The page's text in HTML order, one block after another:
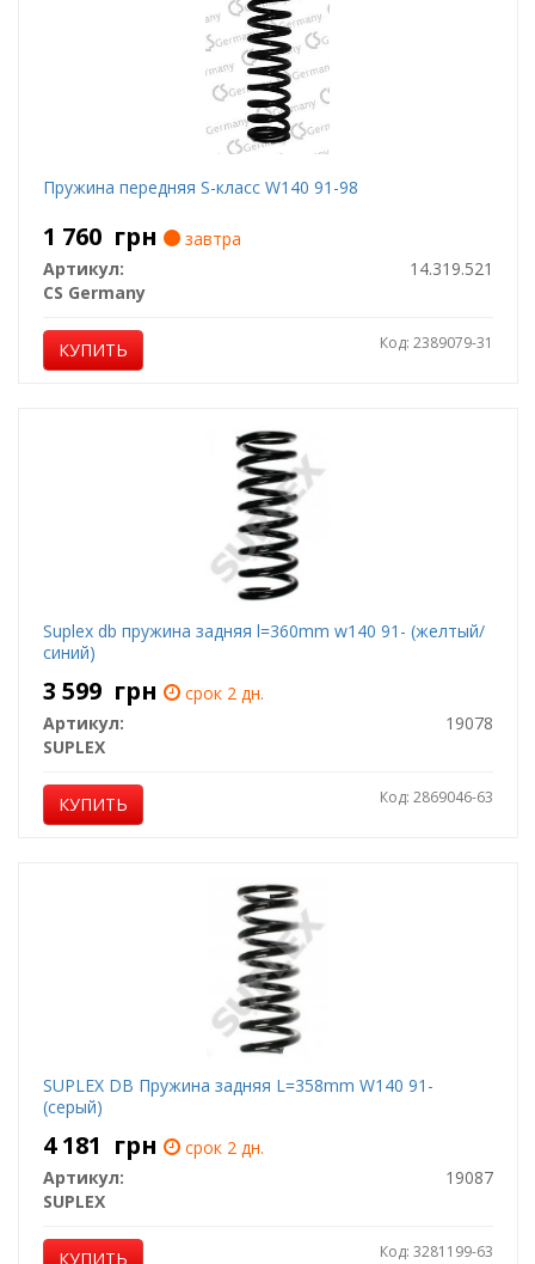
Пружина передняя S-класс W140 91-98
1 760 грн
завтра
Артикул:
14.319.521
CS Germany
КУПИТЬ Код: 2389079-31
Suplex db пружина задняя l=360mm w140 91- (желтый/
синий)
3 599 грн
срок 2 дн.
Артикул:
19078
SUPLEX
КУПИТЬ Код: 2869046-63
SUPLEX DB Пружина задняя L=358mm W140 91-
(серый)
4 181 грн
срок 2 дн.
Артикул:
19087
SUPLEX
КУПИТЬ Код: 3281199-63